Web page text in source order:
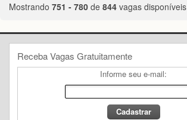
Mostrando 751 - 780 de 844 vagas disponíveis
Receba Vagas Gratuitamente
Informe seu e-mail: